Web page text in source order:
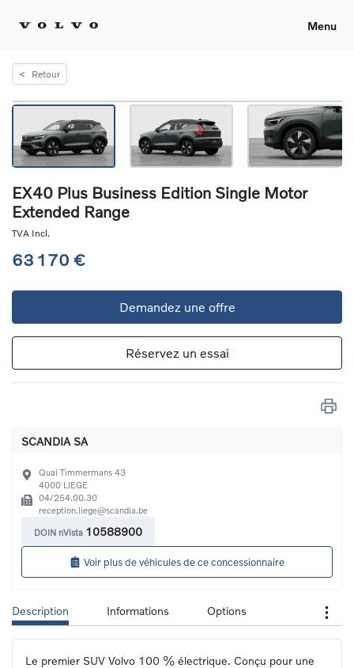
Menu
< Retour
EX40 Plus Business Edition Single Motor
Extended Range
TVA Incl.
63 170 €
Demandez une offre
Réservez un essai
SCANDIA SA
Quai Timmermans 43
4000 LIEGE
04/254.00.30
reception.liege@scandia.be
DOIN nVista 10588900
Voir plus de véhicules de ce concessionnaire
Description Informations Options
Le premier SUV Volvo 100 % électrique. Conçu pour une